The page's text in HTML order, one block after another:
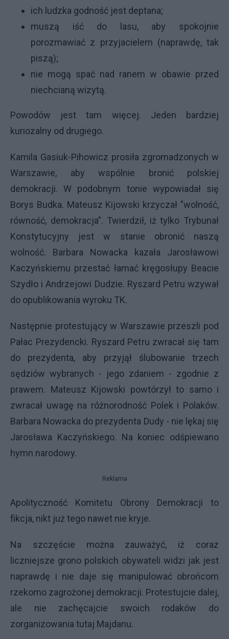
ich ludzka godność jest deptana;
muszą iść do lasu, aby spokojnie
porozmawiać z przyjacielem (naprawdę, tak
piszą);
nie mogą spać nad ranem w obawie przed
niechcianą wizytą.
Powodów jest tam więcej. Jeden bardziej
kuriozalny od drugiego.
Kamila Gasiuk-Pihowicz prosiła zgromadzonych w
Warszawie, aby wspólnie bronić polskiej
demokracji. W podobnym tonie wypowiadał się
Borys Budka. Mateusz Kijowski krzyczał "wolność,
równość, demokracja". Twierdził, iż tylko Trybunał
Konstytucyjny jest w stanie obronić naszą
wolność. Barbara Nowacka kazała Jarosławowi
Kaczyńskiemu przestać łamać kręgosłupy Beacie
Szydło i Andrzejowi Dudzie. Ryszard Petru wzywał
do opublikowania wyroku TK.
Następnie protestujący w Warszawie przeszli pod
Pałac Prezydencki. Ryszard Petru zwracał się tam
do prezydenta, aby przyjął ślubowanie trzech
sędziów wybranych - jego zdaniem - zgodnie z
prawem. Mateusz Kijowski powtórzył to samo i
zwracał uwagę na różnorodność Polek i Polaków.
Barbara Nowacka do prezydenta Dudy - nie lękaj się
Jarosława Kaczyńskiego. Na koniec odśpiewano
hymn narodowy.
Reklama
Apolityczność Komitetu Obrony Demokracji to
fikcja, nikt już tego nawet nie kryje.
Na szczęście można zauważyć, iż coraz
liczniejsze grono polskich obywateli widzi jak jest
naprawdę i nie daje się manipulować obrońcom
rzekomo zagrożonej demokracji. Protestujcie dalej,
ale nie zachęcajcie swoich rodaków do
zorganizowania tutaj Majdanu.